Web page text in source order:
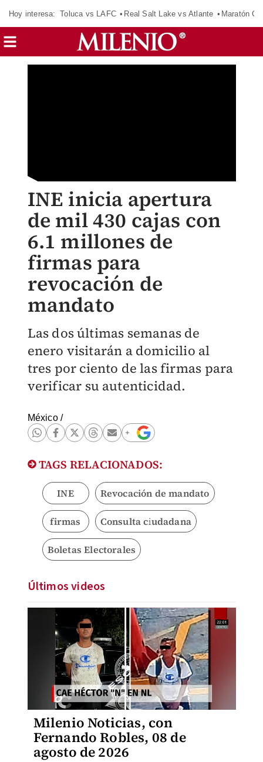
Hoy interesa: Toluca vs LAFC Real Salt Lake vs Atlante Maratón
INE inicia apertura
de mil 430 cajas con
6.1 millones de
firmas para
revocación de
mandato
Las dos últimas semanas de
enero visitarán a domicilio al
tres por ciento de las firmas para
verificar su autenticidad.
México/
TAGS RELACIONADOS:
INE Revocación de mandato
firmas Consulta ciudadana
Boletas Electorales
Últimos videos
Milenio Noticias, con
Fernando Robles, 08 de
agosto de 2026